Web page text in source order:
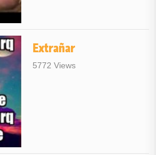
Extrañar
5772 Views